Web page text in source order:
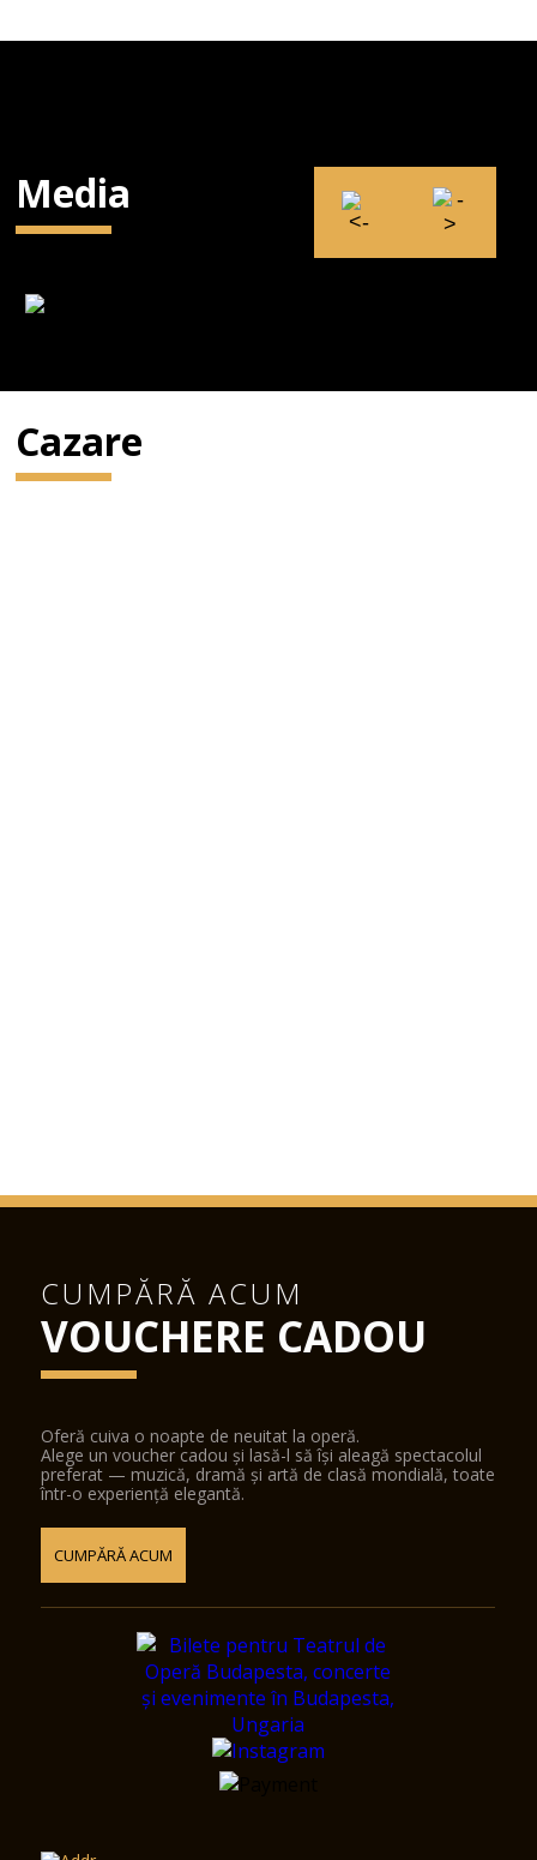
Media
Cazare
CUMPĂRĂ ACUM
VOUCHERE CADOU
Oferă cuiva o noapte de neuitat la operă.
Alege un voucher cadou și lasă-l să își aleagă spectacolul
preferat — muzică, dramă și artă de clasă mondială, toate
într-o experiență elegantă.
CUMPĂRĂ ACUM